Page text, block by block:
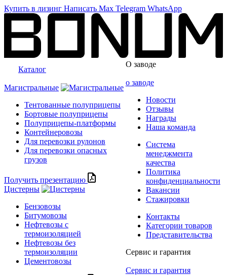
Купить в лизинг Написать Max Telegram WhatsApp
Каталог
Магистральные
Тентованные полуприцепы
Бортовые полуприцепы
Полуприцепы-платформы
Контейнеровозы
Для перевозки рулонов
Для перевозки опасных
грузов
Получить презентацию
Цистерны
Бензовозы
Битумовозы
Нефтевозы с
термоизоляцией
Нефтевозы без
термоизоляции
Цементовозы
О заводе
о заводе
Новости
Отзывы
Награды
Наша команда
Система
менеджмента
качества
Политика
конфиденциальности
Вакансии
Стажировки
Контакты
Категории товаров
Представительства
Сервис и гарантия
Сервис и гарантия